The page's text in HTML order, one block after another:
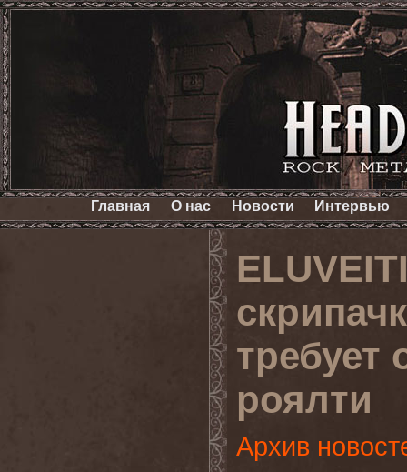
Главная О нас Новости Интервью
требует
роялти
Архив